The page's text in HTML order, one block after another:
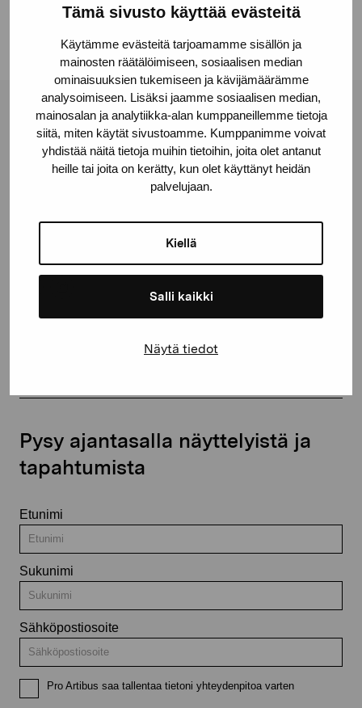
Tämä sivusto käyttää evästeitä
Käytämme evästeitä tarjoamamme sisällön ja
mainosten räätälöimiseen, sosiaalisen median
ominaisuuksien tukemiseen ja kävijämäärämme
analysoimiseen. Lisäksi jaamme sosiaalisen median,
mainosalan ja analytiikka-alan kumppaneillemme tietoja
siitä, miten käytät sivustoamme. Kumppanimme voivat
yhdistää näitä tietoja muihin tietoihin, joita olet antanut
heille tai joita on kerätty, kun olet käyttänyt heidän
palvelujaan.
Kiellä
Salli kaikki
Näytä tiedot
Linkedin
Pro Artibus -säätiö
Kustaa Vaasan katu 11
Pysy ajantasalla näyttelyistä ja
tapahtumista
Etunimi
Sukunimi
Sähköpostiosoite
Pro Artibus saa tallentaa tietoni yhteydenpitoa varten